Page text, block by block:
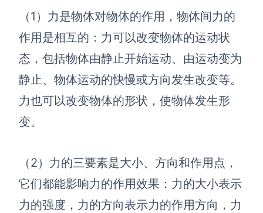
创意与绘图
AI生成思维导图
AI生成流程图
AI生成用户旅程图
AI生成组织结构图
AI生成商业画布
AI生成SWOT分析
AI生成平衡计分卡
AI生成时间管理四象限
AI生成胜任力模型
（1） 力是物体对物体的作用，物体间力的
作用是相互的： 力可以改变物体的运动状
态，包括物体由静止开始运动、由运动变为
静止、物体运动的快慢或方向发生改变等。
力也可以改变物体的形状，使物体发生形
变。
（2） 力的三要素是大小、方向和作用点，
它们都能影响力的作用效果： 力的大小表示
力的强度，力的方向表示力的作用方向，力